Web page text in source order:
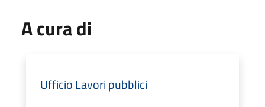
A cura di
Ufficio Lavori pubblici